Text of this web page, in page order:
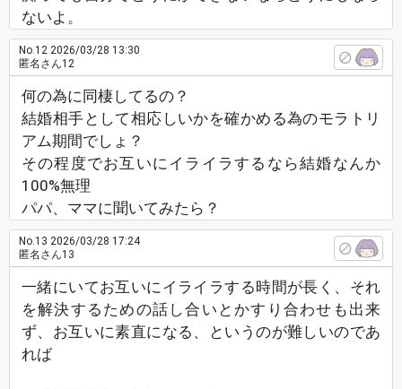
ないよ。
No.12 2026/03/28 13:30
匿名さん12
何の為に同棲してるの？
結婚相手として相応しいかを確かめる為のモラトリ
アム期間でしょ？
その程度でお互いにイライラするなら結婚なんか
100%無理
パパ、ママに聞いてみたら？
No.13 2026/03/28 17:24
匿名さん13
一緒にいてお互いにイライラする時間が長く、それ
を解決するための話し合いとかすり合わせも出来
ず、お互いに素直になる、というのが難しいのであ
れば